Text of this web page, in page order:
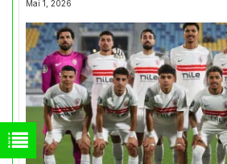
Mai 1, 2026